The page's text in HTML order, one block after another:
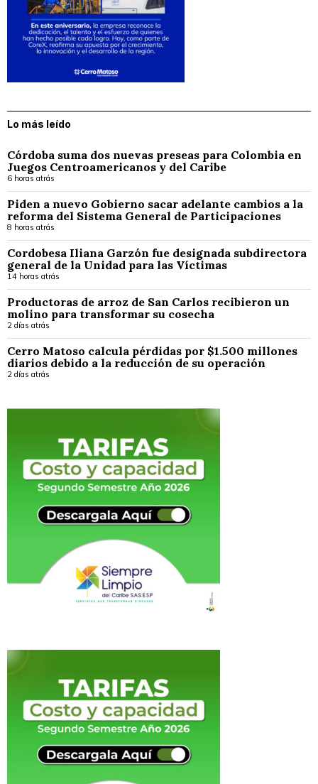
Lo más leído
Córdoba suma dos nuevas preseas para Colombia en
Juegos Centroamericanos y del Caribe
6 horas atrás
Piden a nuevo Gobierno sacar adelante cambios a la
reforma del Sistema General de Participaciones
8 horas atrás
Cordobesa Iliana Garzón fue designada subdirectora
general de la Unidad para las Víctimas
14 horas atrás
Productoras de arroz de San Carlos recibieron un
molino para transformar su cosecha
2 días atrás
Cerro Matoso calcula pérdidas por $1.500 millones
diarios debido a la reducción de su operación
2 días atrás